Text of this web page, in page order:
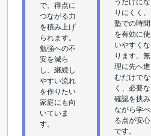
で、得点に
つながる力
を積み上げ
られます。
勉強への不
安を減ら
し、継続し
やすい流れ
を作りたい
家庭にも向
いていま
す。
りにくく、
塾での時間
を有効に使
いやすくな
ります。無
理に先へ進
むだけでな
く、必要な
確認を挟み
ながら学べ
る点が安心
です。